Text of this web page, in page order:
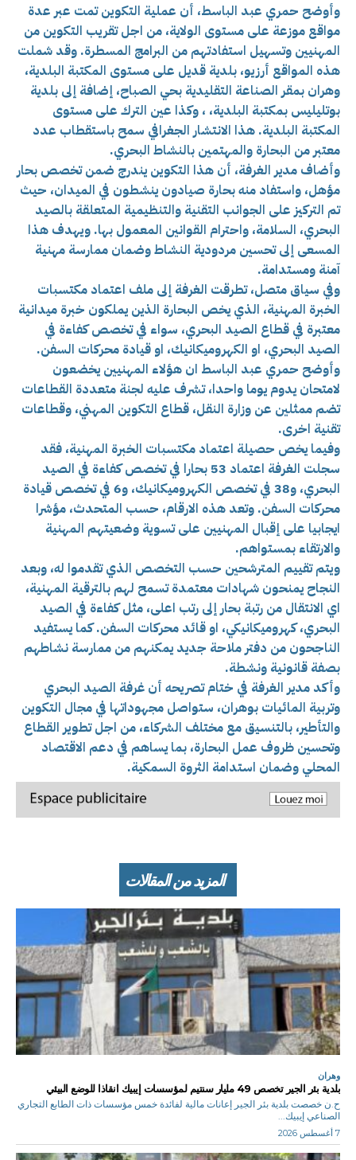
وأوضح حمري عبد الباسط، أن عملية التكوين تمت عبر عدة
مواقع موزعة على مستوى الولاية، من اجل تقريب التكوين من
المهنيين وتسهيل استفادتهم من البرامج المسطرة. وقد شملت
هذه المواقع أرزيو، بلدية قديل على مستوى المكتبة البلدية،
وهران بمقر الصناعة التقليدية بحي الصباح، إضافة إلى بلدية
بوتليليس بمكتبة البلدية، ، وكذا عين الترك على مستوى
المكتبة البلدية. هذا الانتشار الجغرافي سمح باستقطاب عدد
معتبر من البحارة والمهتمين بالنشاط البحري.
وأضاف مدير الغرفة، أن هذا التكوين يندرج ضمن تخصص بحار
مؤهل، واستفاد منه بحارة صيادون ينشطون في الميدان، حيث
تم التركيز على الجوانب التقنية والتنظيمية المتعلقة بالصيد
البحري، السلامة، واحترام القوانين المعمول بها. ويهدف هذا
المسعى إلى تحسين مردودية النشاط وضمان ممارسة مهنية
آمنة ومستدامة.
وفي سياق متصل، تطرقت الغرفة إلى ملف اعتماد مكتسبات
الخبرة المهنية، الذي يخص البحارة الذين يملكون خبرة ميدانية
معتبرة في قطاع الصيد البحري، سواء في تخصص كفاءة في
الصيد البحري، او الكهروميكانيك، او قيادة محركات السفن.
وأوضح حمري عبد الباسط ان هؤلاء المهنيين يخضعون
لامتحان يدوم يوما واحدا، تشرف عليه لجنة متعددة القطاعات
تضم ممثلين عن وزارة النقل، قطاع التكوين المهني، وقطاعات
تقنية اخرى.
وفيما يخص حصيلة اعتماد مكتسبات الخبرة المهنية، فقد
سجلت الغرفة اعتماد 53 بحارا في تخصص كفاءة في الصيد
البحري، و38 في تخصص الكهروميكانيك، و6 في تخصص قيادة
محركات السفن. وتعد هذه الارقام، حسب المتحدث، مؤشرا
ايجابيا على إقبال المهنيين على تسوية وضعيتهم المهنية
والارتقاء بمستواهم.
ويتم تقييم المترشحين حسب التخصص الذي تقدموا له، وبعد
النجاح يمنحون شهادات معتمدة تسمح لهم بالترقية المهنية،
اي الانتقال من رتبة بحار إلى رتب اعلى، مثل كفاءة في الصيد
البحري، كهروميكانيكي، او قائد محركات السفن. كما يستفيد
الناجحون من دفتر ملاحة جديد يمكنهم من ممارسة نشاطهم
بصفة قانونية ونشطة.
وأكد مدير الغرفة في ختام تصريحه أن غرفة الصيد البحري
وتربية المائيات بوهران، ستواصل مجهوداتها في مجال التكوين
والتأطير، بالتنسيق مع مختلف الشركاء، من اجل تطوير القطاع
وتحسين ظروف عمل البحارة، بما يساهم في دعم الاقتصاد
المحلي وضمان استدامة الثروة السمكية.
المزيد من المقالات
وهران
بلدية بئر الجير تخصص 49 مليار سنتيم لمؤسسات إيبيك انقاذا للوضع البيئي
ح.ن خصصت بلدية بئر الجير إعانات مالية لفائدة خمس مؤسسات ذات الطابع التجاري
الصناعي إيبيك...
7 أغسطس 2026